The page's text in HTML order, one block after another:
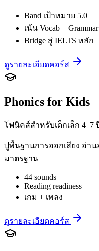
Band เป้าหมาย 5.0
เน้น Vocab + Grammar
Bridge สู่ IELTS หลัก
ดูรายละเอียดคอร์ส
Phonics for Kids
โฟนิคส์สำหรับเด็กเล็ก 4–7
ปูพื้นฐานการออกเสียง อ่าน
มาตรฐาน
44 sounds
Reading readiness
เกม + เพลง
ดูรายละเอียดคอร์ส